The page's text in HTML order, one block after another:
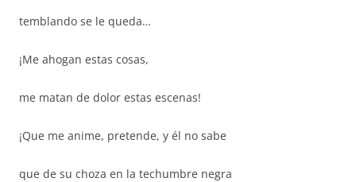
temblando se le queda…
¡Me ahogan estas cosas,
me matan de dolor estas escenas!
¡Que me anime, pretende, y él no sabe
que de su choza en la techumbre negra